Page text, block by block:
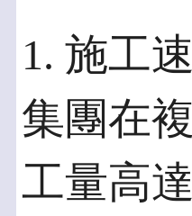
1. 施工
集團在
工量高